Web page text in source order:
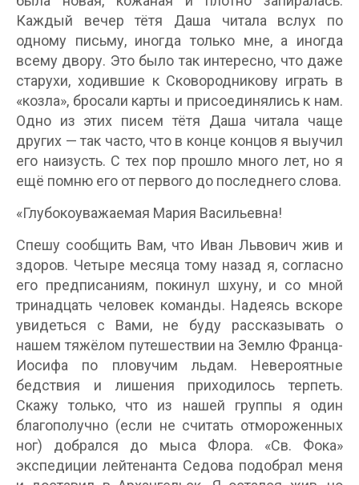
Каждый вечер тётя Даша читала вслух по
одному письму, иногда только мне, а иногда
всему двору. Это было так интересно, что даже
старухи, ходившие к Сковородникову играть в
«козла», бросали карты и присоединялись к нам.
Одно из этих писем тётя Даша читала чаще
других — так часто, что в конце концов я выучил
его наизусть. С тех пор прошло много лет, но я
ещё помню его от первого до последнего слова.
«Глубокоуважаемая Мария Васильевна!
Спешу сообщить Вам, что Иван Львович жив и
здоров. Четыре месяца тому назад я, согласно
его предписаниям, покинул шхуну, и со мной
тринадцать человек команды. Надеясь вскоре
увидеться с Вами, не буду рассказывать о
нашем тяжёлом путешествии на Землю Франца-
Иосифа по пловучим льдам. Невероятные
бедствия и лишения приходилось терпеть.
Скажу только, что из нашей группы я один
благополучно (если не считать отмороженных
ног) добрался до мыса Флора. «Св. Фока»
экспедиции лейтенанта Седова подобрал меня